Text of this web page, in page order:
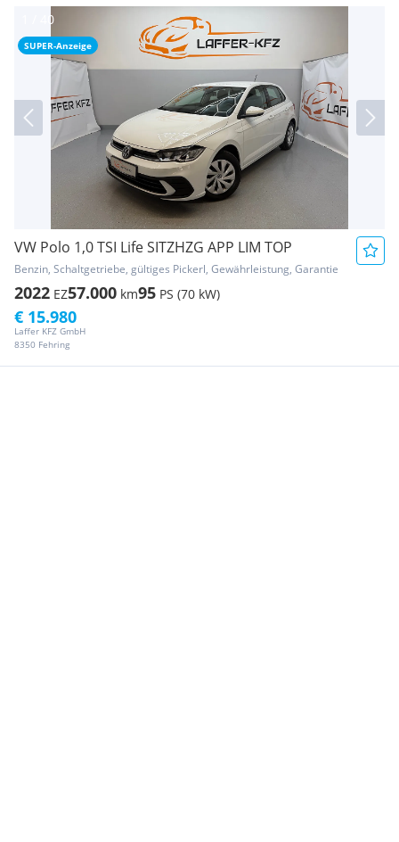
SUPER-Anzeige
VW Polo 1,0 TSI Life SITZHZG APP LIM TOP
Benzin, Schaltgetriebe, gültiges Pickerl, Gewährleistung, Garantie
2022 EZ57.000 km95 PS (70 kW)
Laffer KFZ GmbH
8350 Fehring
€ 15.980